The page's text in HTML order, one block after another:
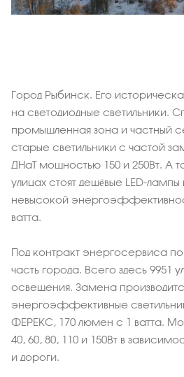
Город Рыбинск. Его
на светодиодные светильники.
промышленная зона и частный
старые светильники с частой
ДНаТ мощностью 150 и 250Вт. А
улицах стоят дешёвые LED-
невысокой
ватта.
Под контракт энергосервиса
часть города. Всего здесь 9951
освещения. Замена
энергоэффективные
ФЕРЕКС, 170 люмен с 1 ватта.
40, 60, 80, 110 и 150Вт в
и дороги.